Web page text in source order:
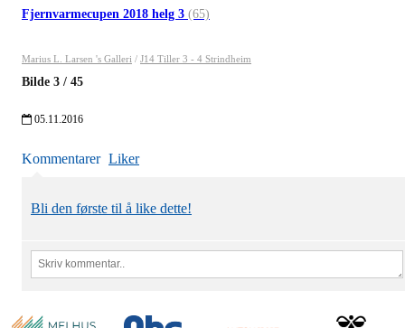
Fjernvarmecupen 2018 helg 3 (65)
Marius L. Larsen 's Galleri / J14 Tiller 3 - 4 Strindheim
Bilde 3 / 45
05.11.2016
Kommentarer Liker
Bli den første til å like dette!